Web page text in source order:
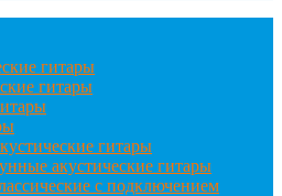
гитары
гитары
гитары
акустические гитары
с подключением